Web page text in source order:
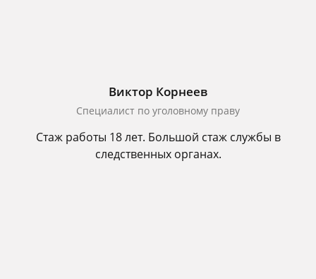
Виктор Корнеев
Cпециалист по уголовному праву
Стаж работы 18 лет. Большой стаж службы в
следственных органах.